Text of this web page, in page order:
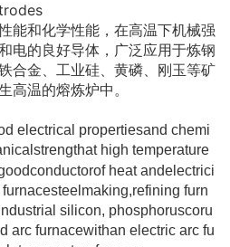
能和化学性能，在高温下机械强
电的良好导体，广泛应用于炼钢
合金、工业硅、黄磷、刚玉等矿
高温的熔炼炉中。
electrical propertiesand chemi
high temperature
nductorof heat andelectrici
furn
silicon, phosphoruscoru
arc furnacewithan electric arc fu